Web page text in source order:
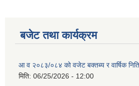
बजेट तथा कार्यक्रम
आ व २०८३/०८४ को वजेट बक्तब्य र वार्षिक
मिति: 06/25/2026 - 12:00